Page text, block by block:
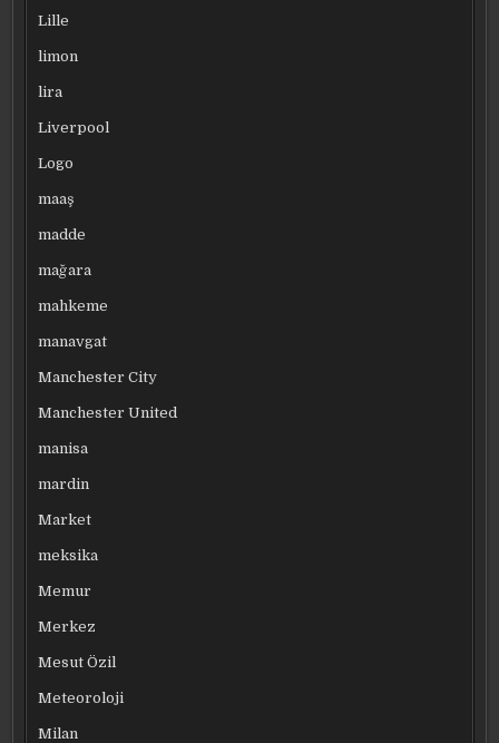
Lille
limon
lira
Liverpool
Logo
maaş
madde
mağara
mahkeme
manavgat
Manchester City
Manchester United
manisa
mardin
Market
meksika
Memur
Merkez
Mesut Özil
Meteoroloji
Milan